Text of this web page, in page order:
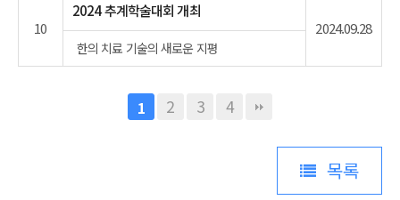
10
2024 추계학술대회 개최
2024.09.28
한의 치료 기술의 새로운 지평
1 2 3 4
목록